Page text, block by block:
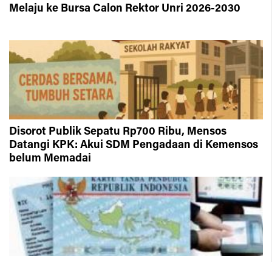
Melaju ke Bursa Calon Rektor Unri 2026-2030
Disorot Publik Sepatu Rp700 Ribu, Mensos
Datangi KPK: Akui SDM Pengadaan di Kemensos
belum Memadai